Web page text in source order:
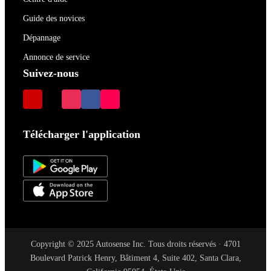
Guide des novices
Dépannage
Annonce de service
Suivez-nous
Télécharger l'application
Copyright © 2025 Autosense Inc. Tous droits réservés · 4701
Boulevard Patrick Henry, Bâtiment 4, Suite 402, Santa Clara,